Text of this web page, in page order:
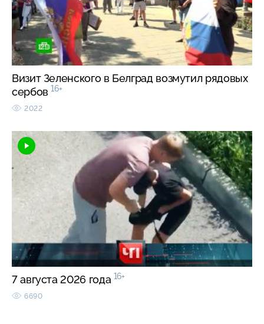
Визит Зеленского в Белград возмутил рядовых
сербов 16+
2022
7 августа 2026 года 16+
6690